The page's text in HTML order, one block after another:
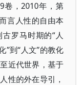
卷，2010年，第
言人性的自由本
罗马时期的“人
”到“人文”的教化
近代世界，基于
性的外在导引，